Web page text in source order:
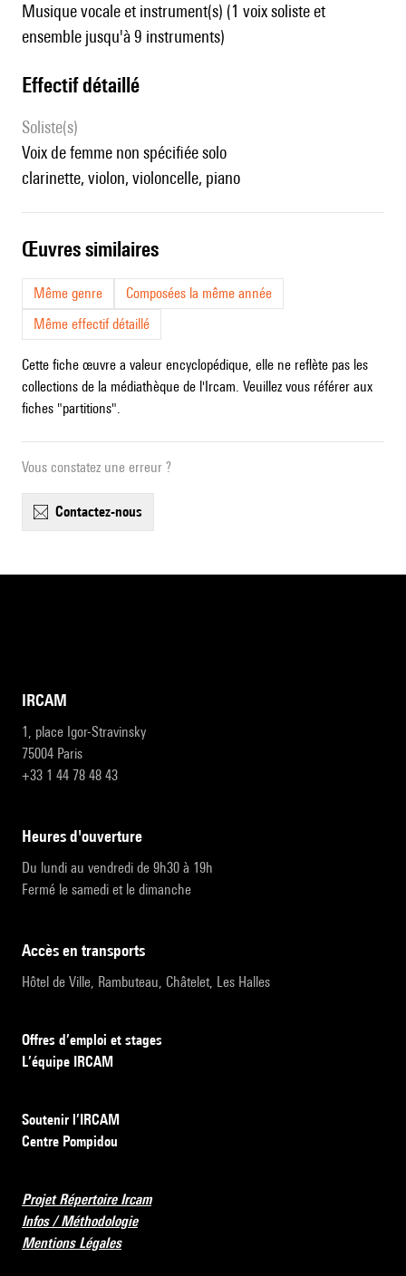
Musique vocale et instrument(s) (1 voix soliste et
ensemble jusqu'à 9 instruments)
effectif détaillé
Soliste(s)
voix de femme non spécifiée solo
clarinette, violon, violoncelle, piano
œuvres similaires
Même genre
Composées la même année
Même effectif détaillé
Cette fiche œuvre a valeur encyclopédique, elle ne reflète pas les
collections de la médiathèque de l'Ircam. Veuillez vous référer aux
fiches "partitions".
Vous constatez une erreur ?
contactez-nous
IRCAM
1, place Igor-Stravinsky
75004 Paris
+33 1 44 78 48 43
heures d'ouverture
Du lundi au vendredi de 9h30 à 19h
Fermé le samedi et le dimanche
accès en transports
Hôtel de Ville, Rambuteau, Châtelet, Les Halles
Offres d’emploi et stages
L’équipe IRCAM
Soutenir l’IRCAM
Centre Pompidou
Projet Répertoire Ircam
Infos / Méthodologie
Mentions Légales